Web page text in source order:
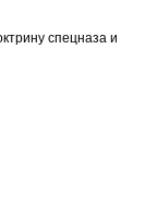
спецназа и